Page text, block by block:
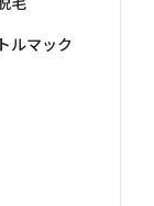
ルマック